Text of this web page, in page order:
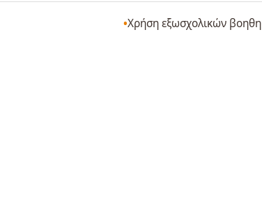
Χρήση εξωσχολικών